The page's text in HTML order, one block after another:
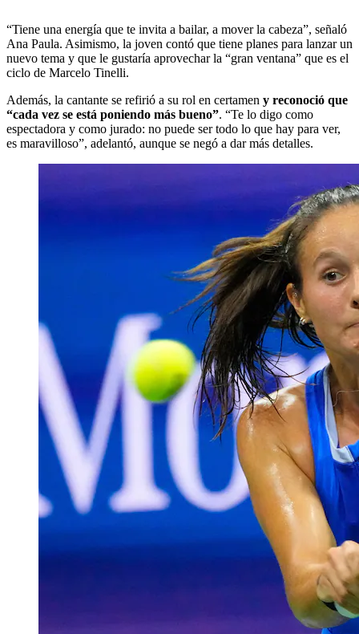
“Tiene una energía que te invita a bailar, a mover la cabeza”, señaló
Ana Paula. Asimismo, la joven contó que tiene planes para lanzar un
nuevo tema y que le gustaría aprovechar la “gran ventana” que es el
ciclo de Marcelo Tinelli.
Además, la cantante se refirió a su rol en certamen y reconoció que
“cada vez se está poniendo más bueno”. “Te lo digo como
espectadora y como jurado: no puede ser todo lo que hay para ver,
es maravilloso”, adelantó, aunque se negó a dar más detalles.